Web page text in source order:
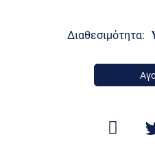
Διαθεσιμότητα: